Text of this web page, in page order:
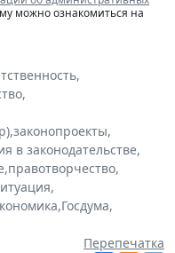
можно ознакомиться на
,
,
,законопроекты,
в законодательстве,
,правотворчество,
,
,Госдума,
Перепечатка